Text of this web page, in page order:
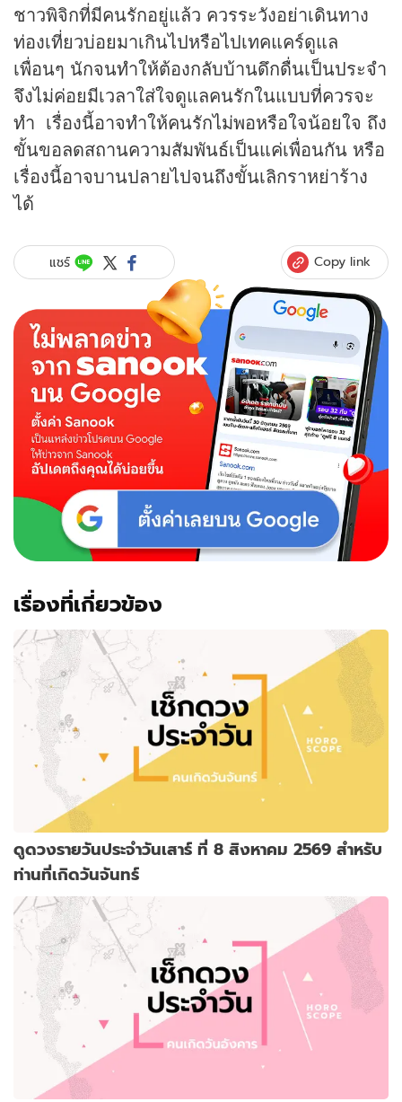
ชาวพิจิกที่มีคนรักอยู่แล้ว ควรระวังอย่าเดินทาง
ท่องเที่ยวบ่อยมาเกินไปหรือไปเทคแคร์ดูแล
เพื่อนๆ นักจนทำให้ต้องกลับบ้านดึกดื่นเป็นประจำ
จึงไม่ค่อยมีเวลาใส่ใจดูแลคนรักในแบบที่ควรจะ
ทำ เรื่องนี้อาจทำให้คนรักไม่พอหรือใจน้อยใจ ถึง
ขั้นขอลดสถานความสัมพันธ์เป็นแค่เพื่อนกัน หรือ
เรื่องนี้อาจบานปลายไปจนถึงขั้นเลิกราหย่าร้าง
ได้
แชร์ Copy link
เรื่องที่เกี่ยวข้อง
ดูดวงรายวันประจำวันเสาร์ ที่ 8 สิงหาคม 2569 สำหรับ
ท่านที่เกิดวันจันทร์